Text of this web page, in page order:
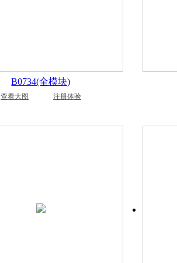
B0734(全模块)
查看大图 注册体验